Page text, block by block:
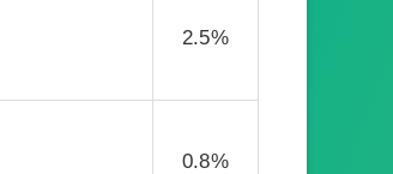
2.5%
0.8%